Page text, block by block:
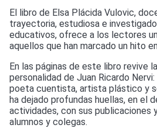
El libro de Elsa Plácida Vulovic,
trayectoria, estudiosa e
educativos, ofrece a los lectores
aquellos que han marcado un hito
En las páginas de este libro revive
personalidad de Juan Ricardo
poeta cuentista, artista plástico y
ha dejado profundas huellas, en el
actividades, con sus publicaciones
alumnos y colegas.